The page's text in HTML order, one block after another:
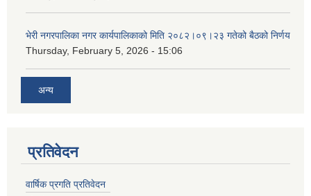
भेरी नगरपालिका नगर कार्यपालिकाको मिति २०८२।०९।२३ गतेको बैठको निर्णय
Thursday, February 5, 2026 - 15:06
अन्य
प्रतिवेदन
वार्षिक प्रगति प्रतिवेदन